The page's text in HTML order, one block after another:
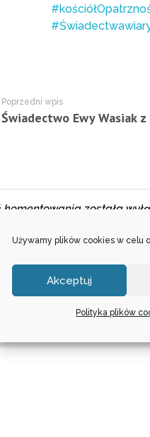
Używamy plików cookies w celu
Akceptuj
Polityka plików
Poprzedni wpis
została